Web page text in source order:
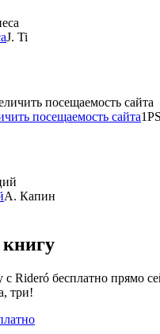
J. Ti
посещаемость сайта
А. Капин
Rideró бесплатно прямо
три!